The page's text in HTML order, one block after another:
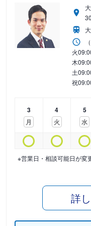
火
木
土
祝
3
月
4
火
5
水
※営業日・相談可能日が変
詳